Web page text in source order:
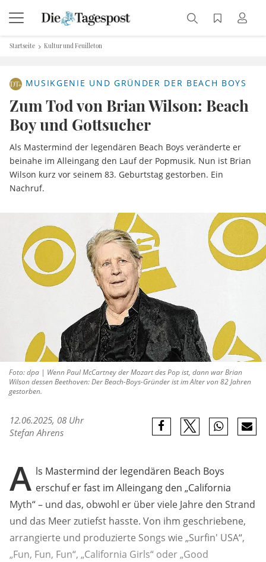
Startseite Kultur und Feuilleton
MUSIKGENIE UND GRÜNDER DER BEACH BOYS
Zum Tod von Brian Wilson: Beach
Boy und Gottsucher
Als Mastermind der legendären Beach Boys veränderte er
beinahe im Alleingang den Lauf der Popmusik. Nun ist Brian
Wilson kurz vor seinem 83. Geburtstag gestorben. Ein
Nachruf.
Foto: dpa | Wenn Paul McCartney der Mozart des Pop ist, dann war Brian
Wilson dessen Beethoven: Der Beach-Boys-Gründer ist im Alter von 82 Jahren
gestorben.
12.06.2025, 08 Uhr
Stefan Ahrens
A ls Mastermind der legendären Beach Boys
erschuf er fast im Alleingang den „California
Myth“ – und das, obwohl er über viele Jahre den Strand
und das Meer zutiefst hasste. Von ihm geschriebene,
arrangierte und produzierte Songs wie „Surfin' USA“,
„Fun, Fun, Fun“, „California Girls“ oder „Good